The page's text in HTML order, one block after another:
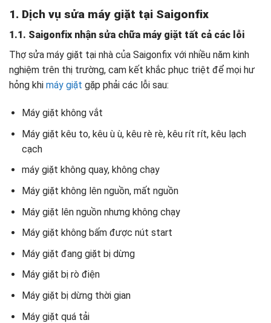
1. Dịch vụ sửa máy giặt tại Saigonfix
1.1. Saigonfix nhận sửa chữa máy giặt tất cả các lỗi
Thợ sửa máy giặt tại nhà của Saigonfix với nhiều năm kinh
nghiệm trên thị trường, cam kết khắc phục triệt để mọi hư
hỏng khi máy giặt gặp phải các lỗi sau:
Máy giặt không vắt
Máy giặt kêu to, kêu ù ù, kêu rè rè, kêu rít rít, kêu lạch
cạch
máy giặt không quay, không chạy
Máy giặt không lên nguồn, mất nguồn
Máy giặt lên nguồn nhưng không chạy
Máy giặt không bấm được nút start
Máy giặt đang giặt bị dừng
Máy giặt bị rò điện
Máy giặt bị dừng thời gian
Máy giặt quá tải